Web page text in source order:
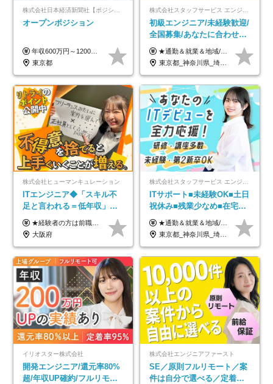
株式会社日本経済新聞社【ポジションマッチ登録】
オープンポジション
年収600万円～1200万円 ※上記年収は、想定年収です。住居費補助、子手当などの各種手当を含む金額です。 ※経験・能力等を考慮の上、当社規定により決定します。
東京都
株式会社スタッフサービス エンジニアリング事業本部
初級エンジニア/未経験歓迎/
全国募集/あなたに合わせた
オリジナル研修をご用
意/AI・IoT/残業平均8時間
★通勤＆就業＆地域/住宅＆役職手当あり ★残業代は全額支給 ★選べる給与制度あり！ ■東京・神奈川・千葉・埼玉勤務の場合 月給24.5万円～55万円＋諸手当 （残業代は全額支給） (20,000円の地域/住宅手当込み) ■愛知・京都・大阪・兵庫勤務の場合 月給24万円以上＋諸手当 （残業代は全額支給） (15,000円の地域/住宅手当込み) ■茨城・栃木・群馬・静岡・三重・滋賀・広島・福岡勤務の場合 月給23.5万円以上＋諸手当 （残業代は全額支給） (10,000円の地域/住宅手当込み) ■北海道・宮城・山梨・長野・岐阜・奈良・和歌山・岡山勤務の場合 月給23万円以上＋諸手当 （残業代は全額支給） (5,000円の地域/住宅手当込み) ■その他のエリア勤務の場合 月給22.5万円以上＋諸手当 （残業代は全額支給） ※経験や能力を考慮し、当社規定により優遇します 【昇給：年一回実施】 【選べる給与制度】 ★収入を重視する方に… 「変動型人事制度」の選択も可能（派遣先からの評価に応じて収入アップ！） ※年2回のタイミングで希望者と面談の上決定します。
東京都_神奈川県_埼玉県_千葉県_大阪府_愛知県_北海道_岩手県_宮城県_山形県_福島県_茨城県_栃木県_群馬県_山梨県_長野県_富山県_石川県_静岡県_岐阜県_三重県_兵庫県_京都府_滋賀県_奈良県_広島県_岡山県_山口県_愛媛県_福岡県_熊本県_長崎県
株式会社ヒューマンキュレーション
ITエンジニア◆「スキル不
足と言われる＝低年収」で
はない！｜ 不安を克服し、
年収アップした社員の実例
★経験者の方は前職の年収以上を保証します ★案件単価を開示した上で80％以上を還元します 月給25万円以上＋賞与年2回 ※経験や能力を考慮の上で優遇します ※試用期間が3ヶ月(その間の給与・待遇・雇用形態に変更はありません) ※月給には月20時間分のみなし残業手当(5万円)を含みます(超過分は別途支給) ★残業平均は月10時間以下ですので、毎月10時間分程度はお得です！
大阪府
株式会社スタッフサービス エンジニアリング事業本部
ITサポート■未経験OK■土日
祝休み■残業少なめ■在宅実
績あり■約900種類のスキル
アップ講座あり■全国募集
★通勤＆就業＆地域/住宅＆役職手当あり ★残業代は全額支給 ★選べる給与制度あり！ ■東京・神奈川・千葉・埼玉勤務の場合 月給24.5万円～55万円＋諸手当 （残業代は全額支給） (20,000円の地域/住宅手当込み) ■愛知・京都・大阪・兵庫勤務の場合 月給24万円以上＋諸手当 （残業代は全額支給） (15,000円の地域/住宅手当込み) ■茨城・栃木・群馬・静岡・三重・滋賀・広島・福岡勤務の場合 月給23.5万円以上＋諸手当 （残業代は全額支給） (10,000円の地域/住宅手当込み) ■北海道・宮城・山梨・長野・岐阜・奈良・和歌山・岡山勤務の場合 月給23万円以上＋諸手当 （残業代は全額支給） (5,000円の地域/住宅手当込み) ■その他のエリア勤務の場合 月給22.5万円以上＋諸手当 （残業代は全額支給） ※経験や能力を考慮し、当社規定により優遇します 【昇給：年一回実施】 【選べる給与制度】 ★収入を重視する方に… 「変動型人事制度」の選択も可能（派遣先からの評価に応じて収入アップ！） ※年2回のタイミングで希望者と面談の上決定します。
東京都_神奈川県_埼玉県_千葉県_大阪府_愛知県_北海道_岩手県_宮城県_山形県_福島県_茨城県_栃木県_群馬県_山梨県_長野県_富山県_石川県_静岡県_岐阜県_三重県_兵庫県_京都府_滋賀県_奈良県_広島県_岡山県_山口県_愛媛県_福岡県_熊本県_長崎県
イリオスター株式会社
開発エンジニア/還元率80%
超/年収UP確約/フルリモ
株式会社エンジニアファースト
SE／原則フルリモート／案
件は自分で選べる／定着率